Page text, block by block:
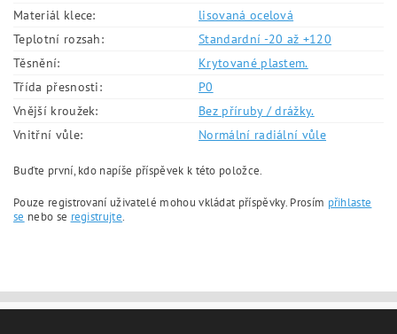
Materiál klece:
lisovaná ocelová
Teplotní rozsah:
Standardní -20 až +120
Těsnění:
Krytované plastem.
Třída přesnosti:
P0
Vnější kroužek:
Bez příruby / drážky.
Vnitřní vůle:
Normální radiální vůle
Buďte první, kdo napíše příspěvek k této položce.
Pouze registrovaní uživatelé mohou vkládat příspěvky. Prosím přihlaste
se nebo se registrujte.